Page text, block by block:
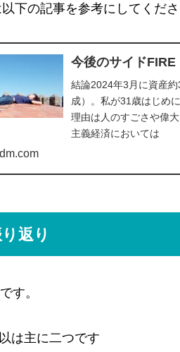
下の記事を参考にしてくださ
今後のサイド
結論2024年3月に資産
成）。私が31歳はじめ
理由は人のすごさや偉
主義経済においては
返り
す。
は主に二つです